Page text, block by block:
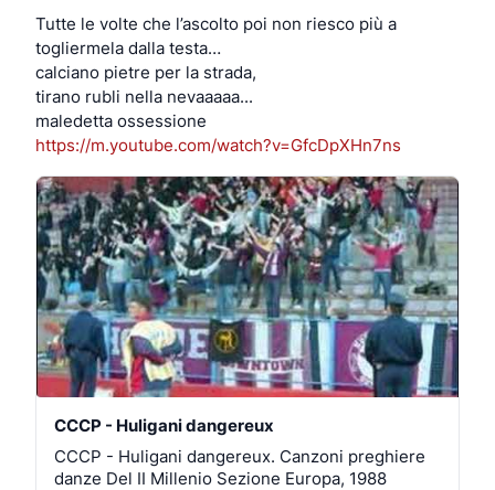
una guida passo passo.
Se ti intriga l’idea di riprenderti i tuoi dati e costruirti il
tuo spazio online, qui trovi il catalogo delle app
installabili con YunoHost:
https://doc.yunohost.org/it/admin/what_is_yunohost
Tutte le volte che l’ascolto poi non riesco più a
togliermela dalla testa…
calciano pietre per la strada,
tirano rubli nella nevaaaaa...
maledetta ossessione
https://m.youtube.com/watch?v=GfcDpXHn7ns
CCCP - Huligani dangereux
CCCP - Huligani dangereux. Canzoni preghiere
danze Del II Millenio Sezione Europa, 1988